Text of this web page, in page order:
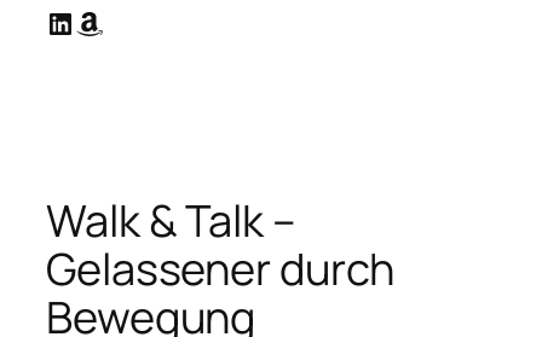
LinkedIn
Amazon
Walk & Talk –
Gelassener durch
Bewegung